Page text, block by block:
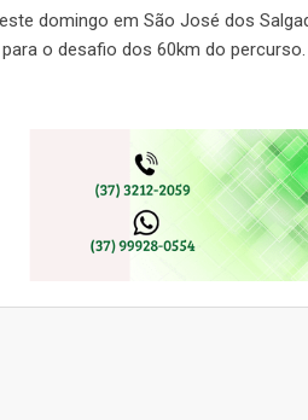
domingo em São José dos
o desafio dos 60km do percurso.